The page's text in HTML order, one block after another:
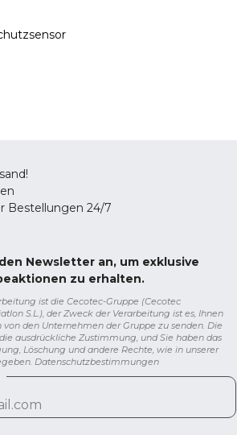
Bestellungen 24/7
Newsletter an, um exklusive
zu erhalten.
ist die Cecotec-Gruppe (Cecotec
S.L.), der Zweck der Verarbeitung ist es, Ihnen
den Unternehmen der Gruppe zu senden. Die
ausdrückliche Zustimmung, und Sie haben das
Löschung und andere Rechte, wie in unserer
Datenschutzbestimmungen